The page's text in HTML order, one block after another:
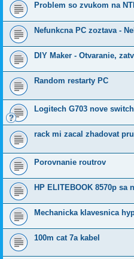
Problem so zvukom na
Nefunkcna PC zoztava -
DIY Maker - Otvaranie,
Random restarty PC
Logitech G703 nove
rack mi zacal zhadovat
Porovnanie routrov
HP ELITEBOOK 8570p sa
Mechanicka klavesnica
100m cat 7a kabel